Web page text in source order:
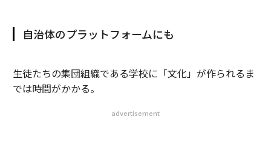
自治体のプラットフォームにも
生徒たちの集団組織である学校に「文化」が作られるま
では時間がかかる。
advertisement